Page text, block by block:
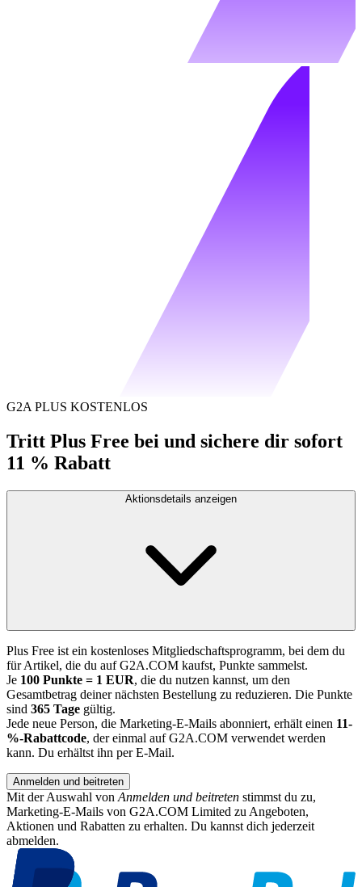
G2A PLUS KOSTENLOS
Tritt Plus Free bei und sichere dir sofort
11 % Rabatt
Aktionsdetails anzeigen
Plus Free ist ein kostenloses Mitgliedschaftsprogramm, bei dem du
für Artikel, die du auf G2A.COM kaufst, Punkte sammelst.
Je 100 Punkte = 1 EUR, die du nutzen kannst, um den
Gesamtbetrag deiner nächsten Bestellung zu reduzieren. Die Punkte
sind 365 Tage gültig.
Jede neue Person, die Marketing-E-Mails abonniert, erhält einen 11-
%-Rabattcode, der einmal auf G2A.COM verwendet werden
kann. Du erhältst ihn per E-Mail.
Anmelden und beitreten
Mit der Auswahl von Anmelden und beitreten stimmst du zu,
Marketing-E-Mails von G2A.COM Limited zu Angeboten,
Aktionen und Rabatten zu erhalten. Du kannst dich jederzeit
abmelden.